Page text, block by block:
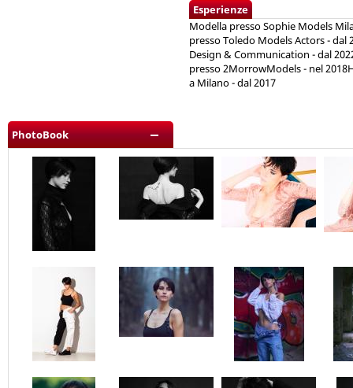
Esperienze
Modella presso Sophie Models
presso Toledo Models Actors - dal
Design & Communication - dal
presso 2MorrowModels - nel
a Milano - dal 2017
PhotoBook